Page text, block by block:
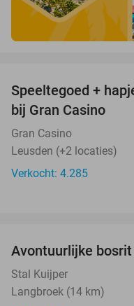
Speeltegoed +
bij Gran Casino
Gran Casino
Leusden (+2 locaties)
Verkocht: 4.285
Avontuurlijke
Stal Kuijper
Langbroek (14 km)